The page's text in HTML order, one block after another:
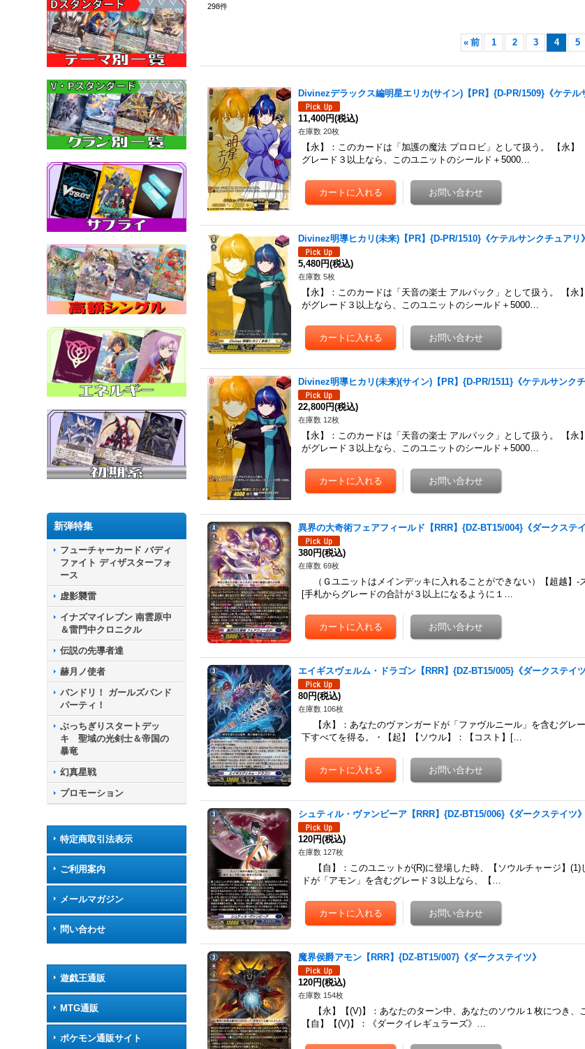
新弾特集
フューチャーカード バディ
ファイト ディザスターフォ
ース
虚影襲雷
イナズマイレブン 南雲原中
＆雷門中クロニクル
伝説の先導者達
赫月ノ使者
バンドリ！ ガールズバンド
パーティ！
ぶっちぎりスタートデッ
キ 聖域の光剣士＆帝国の
暴竜
幻真星戦
プロモーション
特定商取引法表示
ご利用案内
メールマガジン
問い合わせ
遊戯王通販
MTG通販
ポケモン通販サイト
298件
« 前 1 2 3 4 5
Divinezデラックス編明星エリカ(サイン)【PR】{D-PR/1509}《ケテル
11,400円(税込)
在庫数 20枚
【永】：このカードは「加護の魔法 プロロビ」として扱う。 【永
グレード３以上なら、このユニットのシールド＋5000…
Divinez明導ヒカリ(未来)【PR】{D-PR/1510}《ケテルサンクチュアリ》
5,480円(税込)
在庫数 5枚
【永】：このカードは「天音の楽士 アルパック」として扱う。 【永
がグレード３以上なら、このユニットのシールド＋5000…
Divinez明導ヒカリ(未来)(サイン)【PR】{D-PR/1511}《ケテルサンクチ
22,800円(税込)
在庫数 12枚
【永】：このカードは「天音の楽士 アルパック」として扱う。 【永
がグレード３以上なら、このユニットのシールド＋5000…
異界の大奇術フェアフィールド【RRR】{DZ-BT15/004}《ダークステイ
380円(税込)
在庫数 69枚
（Ｇユニットはメインデッキに入れることができない）【超越】-
[手札からグレードの合計が３以上になるように１…
エイギスヴェルム・ドラゴン【RRR】{DZ-BT15/005}《ダークステイツ
80円(税込)
在庫数 106枚
【永】：あなたのヴァンガードが「ファヴルニール」を含むグレ
下すべてを得る。・【起】【ソウル】：【コスト】[…
シュティル・ヴァンピーア【RRR】{DZ-BT15/006}《ダークステイツ》
120円(税込)
在庫数 127枚
【自】：このユニットが(R)に登場した時、【ソウルチャージ】(1)
ドが「アモン」を含むグレード３以上なら、【…
魔界侯爵アモン【RRR】{DZ-BT15/007}《ダークステイツ》
120円(税込)
在庫数 154枚
【永】【(V)】：あなたのターン中、あなたのソウル１枚につき、
【自】【(V)】：《ダークイレギュラーズ》…